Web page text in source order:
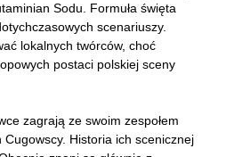
Sodu. Formuła święta
scenariuszy.
lokalnych twórców, choć
postaci polskiej sceny
zagrają ze swoim zespołem
Historia ich scenicznej